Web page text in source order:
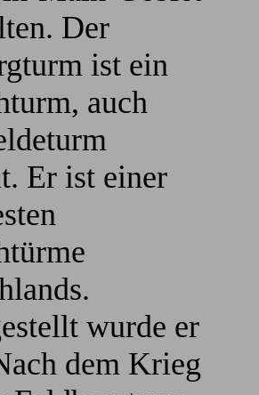
Der
ist ein
auch
Er ist einer
wurde er
dem Krieg